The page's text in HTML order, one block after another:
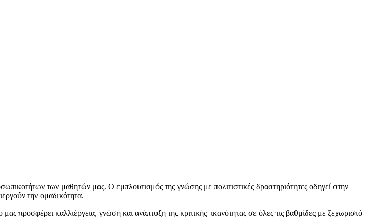
των μαθητών μας. Ο εμπλουτισμός της γνώσης με πολιτιστικές δραστηριότητες οδηγεί στην
την ομαδικότητα.
προσφέρει καλλιέργεια, γνώση και ανάπτυξη της κριτικής ικανότητας σε όλες τις βαθμίδες με ξεχωριστό